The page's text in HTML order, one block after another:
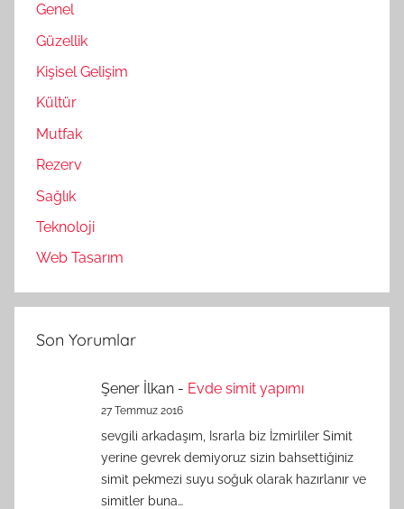
Genel
Güzellik
Kişisel Gelişim
Kültür
Mutfak
Rezerv
Sağlık
Teknoloji
Web Tasarım
Son Yorumlar
Şener İlkan - Evde simit yapımı
27 Temmuz 2016
sevgili arkadaşım, Israrla biz İzmirliler Simit
yerine gevrek demiyoruz sizin bahsettiğiniz
simit pekmezi suyu soğuk olarak hazırlanır ve
simitler buna…